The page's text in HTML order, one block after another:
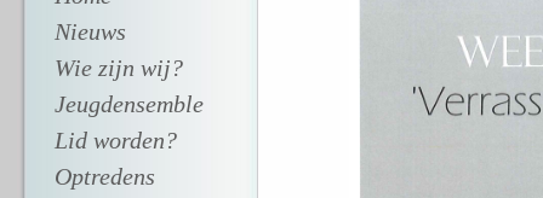
Nieuws
Wie zijn wij?
Jeugdensemble
Lid worden?
Optredens